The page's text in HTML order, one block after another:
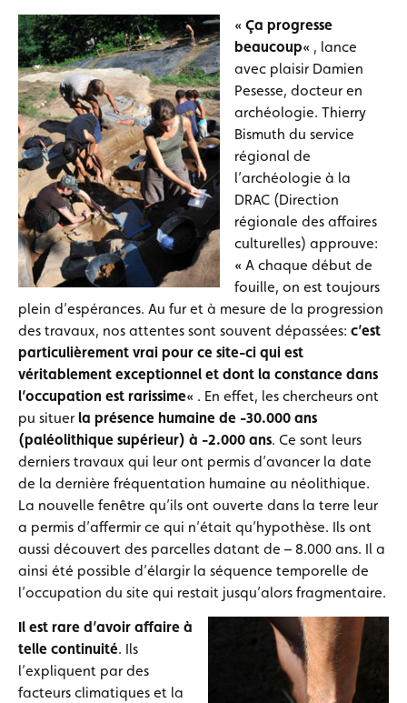
« Ça progresse
beaucoup« , lance
avec plaisir Damien
Pesesse, docteur en
archéologie. Thierry
Bismuth du service
régional de
l’archéologie à la
DRAC (Direction
régionale des affaires
culturelles) approuve:
« A chaque début de
fouille, on est toujours
plein d’espérances. Au fur et à mesure de la progression
des travaux, nos attentes sont souvent dépassées: c’est
particulièrement vrai pour ce site-ci qui est
véritablement exceptionnel et dont la constance dans
l’occupation est rarissime« . En effet, les chercheurs ont
pu situerla présence humaine de -30.000 ans
(paléolithique supérieur) à -2.000 ans. Ce sont leurs
derniers travaux qui leur ont permis d’avancer la date
de la dernière fréquentation humaine au néolithique.
La nouvelle fenêtre qu’ils ont ouverte dans la terre leur
a permis d’affermir ce qui n’était qu’hypothèse. Ils ont
aussi découvert des parcelles datant de – 8.000 ans. Il a
ainsi été possible d’élargir la séquence temporelle de
l’occupation du site qui restait jusqu’alors fragmentaire.
Il est rare d’avoir affaire à
telle continuité. Ils
l’expliquent par des
facteurs climatiques et la